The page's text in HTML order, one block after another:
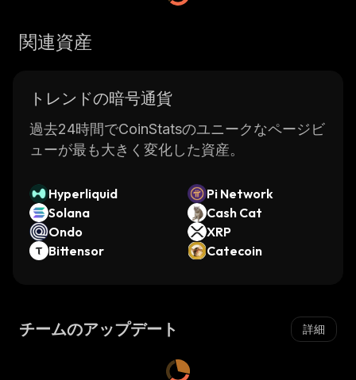
関連資産
トレンドの暗号通貨
過去24時間でCoinStatsのユニークなページビ
ューが最も大きく変化した資産。
Hyperliquid
Pi Network
Solana
Cash Cat
Ondo
XRP
Bittensor
Catecoin
チームのアップデート 詳細